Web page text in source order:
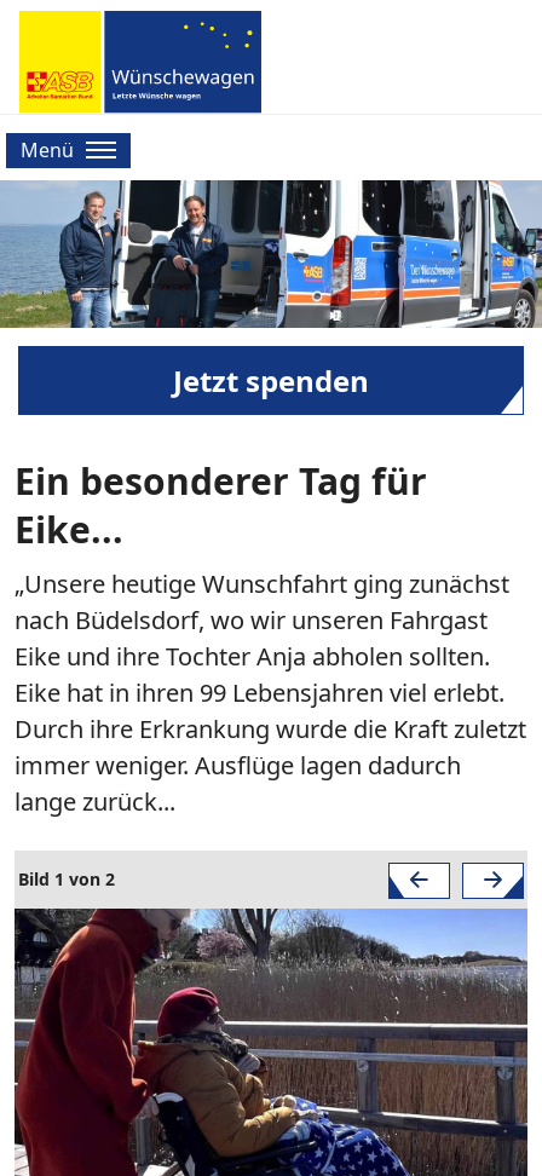
Menü
Jetzt spenden
Ein besonderer Tag für
Eike...
„Unsere heutige Wunschfahrt ging zunächst
nach Büdelsdorf, wo wir unseren Fahrgast
Eike und ihre Tochter Anja abholen sollten.
Eike hat in ihren 99 Lebensjahren viel erlebt.
Durch ihre Erkrankung wurde die Kraft zuletzt
immer weniger. Ausflüge lagen dadurch
lange zurück...
Bild 1 von 2